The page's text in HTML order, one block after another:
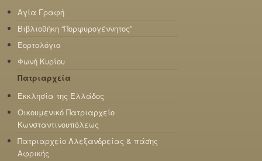
Αγία Γραφή
Βιβλιοθήκη “Πορφυρογέννητος”
Εορτολόγιο
Φωνή Κυρίου
Πατριαρχεία
Εκκλησία της Ελλάδος
Οικουμενικό Πατριαρχείο
Κωνσταντινουπόλεως
Πατριαρχείο Αλεξανδρείας & πάσης
Αφρικής